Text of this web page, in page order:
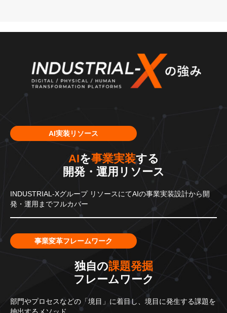
AI実装リソース
AIを事業実装する
開発・運用リソース
INDUSTRIAL-XグループリソースにてAIの事業実装設計から開
発・運用までフルカバー
事業変革フレームワーク
独自の課題発掘
フレームワーク
部門やプロセスなどの「境目」に着目し、境目に発生する課題を